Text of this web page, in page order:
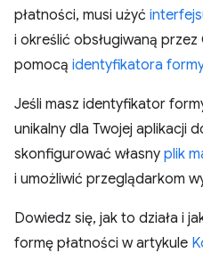
płatności, musi użyć
i określić obsługiwaną
pomocą identyfikatora
Jeśli masz identyfikator
unikalny dla Twojej aplikacji
skonfigurować własny plik
i umożliwić przeglądarkom
Dowiedz się, jak to działa i
formę płatności w artykule